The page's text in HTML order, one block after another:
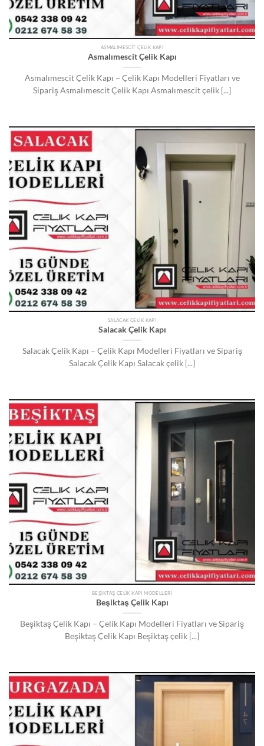
ASMALIMESCIT ÇELIK KAPI
Asmalımescit Çelik Kapı
Asmalımescit Çelik Kapı – Çelik Kapı Modelleri Fiyatları ve
Sipariş Asmalımescit Çelik Kapı Asmalımescit çelik [...]
SALACAK ÇELIK KAPI
Salacak Çelik Kapı
Salacak Çelik Kapı – Çelik Kapı Modelleri Fiyatları ve Sipariş
Salacak Çelik Kapı Salacak çelik [...]
BEŞIKTAŞ ÇELIK KAPI MODELLERI
Beşiktaş Çelik Kapı
Beşiktaş Çelik Kapı – Çelik Kapı Modelleri Fiyatları ve Sipariş
Beşiktaş Çelik Kapı Beşiktaş çelik [...]